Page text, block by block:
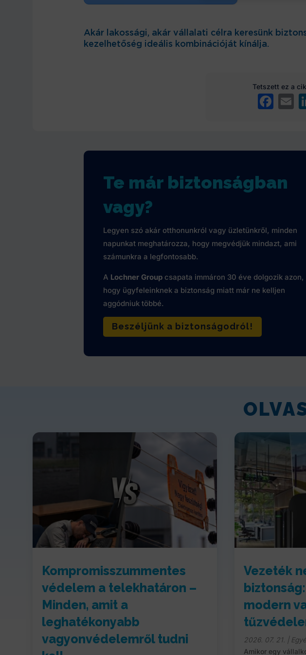
Akár lakossági, akár vállalati célra keresünk
kezelhetőség ideális kombinációját kínálja.
Tetszett ez a
Facebook
Te már biztonságban
vagy?
Legyen szó akár otthonunkról vagy üzletünkről, minden
napunkat meghatározza, hogy megvédjük mindazt, ami
számunkra a legfontosabb.
A Lochner Group csapata immáron 30 éve dolgozik azon,
hogy ügyfeleinknek a biztonság miatt már ne kelljen
aggódniuk többé.
Beszéljünk a biztonságodról!
Kompromisszummentes
védelem a telekhatáron –
Minden, amit a
leghatékonyabb
vagyonvédelemről tudni
Vezeték
modern
2026. 07. 21. |
Amikor egy